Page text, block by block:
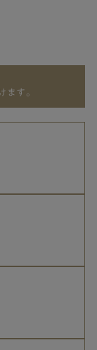
ます。